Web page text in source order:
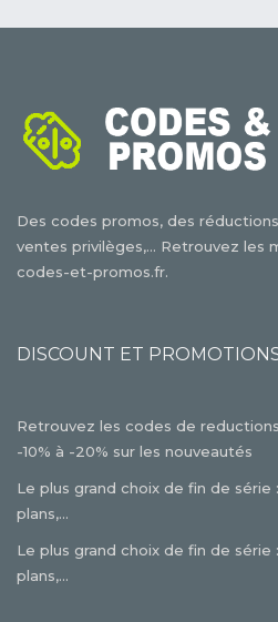
Des codes promos, des
ventes privilèges,... Retrouvez les
codes-et-promos.fr.
DISCOUNT ET
Retrouvez les codes de
-10% à -20% sur les nouveautés
Le plus grand choix de fin de
plans,...
Le plus grand choix de fin de
plans,...